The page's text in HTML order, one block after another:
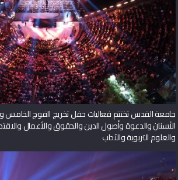
جامعة القدس تختتم فعاليات حفل تخريج الفوج الخامس
الأسنان والدعوة وأصول الدين والحقوق والأعمال
والعلوم التربوية والآداب